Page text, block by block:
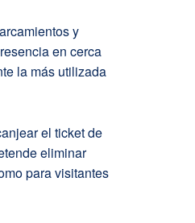
y
en cerca
la más utilizada
el ticket de
eliminar
para visitantes